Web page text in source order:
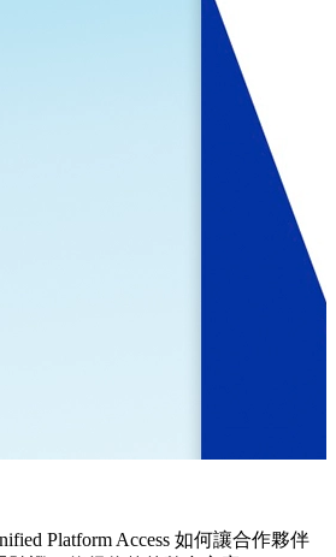
Platform Access 如何讓合作夥伴